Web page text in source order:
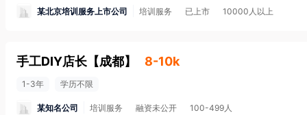
某北京培训服务上市公司 培训服务 已上市 10000人以上
手工DIY店长 【成都】 8-10k
1-3年 学历不限
某知名公司 培训服务 融资未公开 100-499人